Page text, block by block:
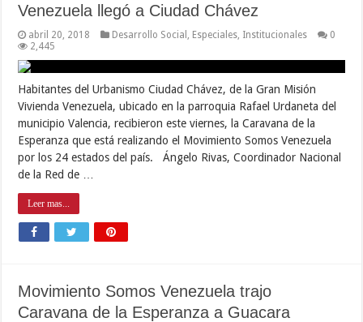
Venezuela llegó a Ciudad Chávez
abril 20, 2018 Desarrollo Social Especiales Institucionales
0
2,445
Habitantes del Urbanismo Ciudad Chávez, de la Gran Misión
Vivienda Venezuela, ubicado en la parroquia Rafael Urdaneta del
municipio Valencia, recibieron este viernes, la Caravana de la
Esperanza que está realizando el Movimiento Somos Venezuela
por los 24 estados del país. Ángelo Rivas, Coordinador Nacional
de la Red de …
Leer mas...
Movimiento Somos Venezuela trajo
Caravana de la Esperanza a Guacara